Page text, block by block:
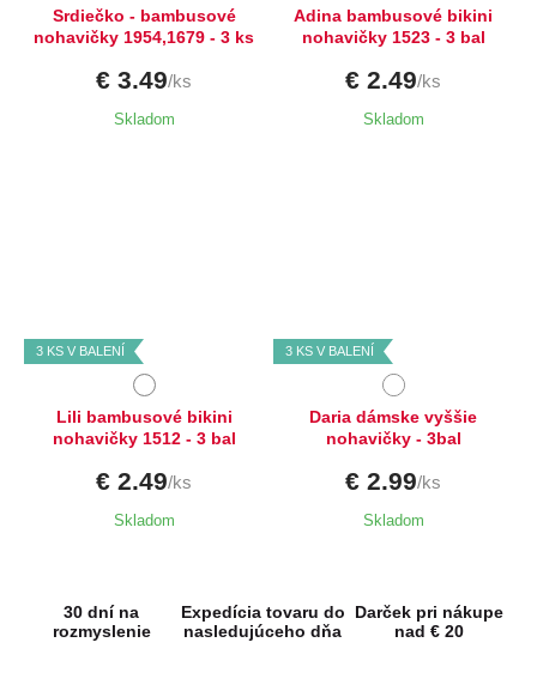
Srdiečko - bambusové
nohavičky 1954,1679 - 3 ks
€ 3.49/ks
Skladom
Adina bambusové bikini
nohavičky 1523 - 3 bal
€ 2.49/ks
Skladom
3 KS V BALENÍ
Lili bambusové bikini
nohavičky 1512 - 3 bal
€ 2.49/ks
Skladom
3 KS V BALENÍ
Daria dámske vyššie
nohavičky - 3bal
€ 2.99/ks
Skladom
30 dní na
rozmyslenie
Expedícia tovaru do
nasledujúceho dňa
Darček pri nákupe
nad € 20